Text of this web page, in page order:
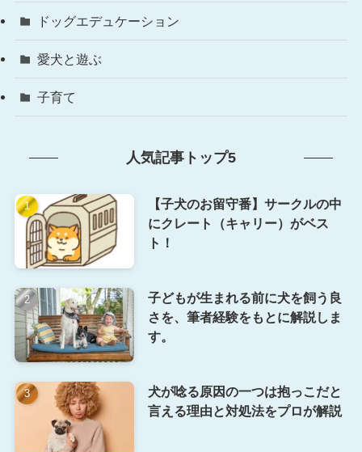
ドッグエデュケーション
愛犬と遊ぶ
子育て
人気記事トップ5
【子犬のお留守番】サークルの中
にクレート（キャリー）がベス
ト！
子どもが生まれる前に犬を飼う良
さを、筆者経験をもとに解説しま
す。
犬が唸る原因の一つは抱っこだと
言える理由と対処法をプロが解説